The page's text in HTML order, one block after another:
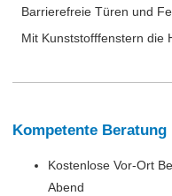
Barrierefreie Türen und
Mit Kunststofffenstern die
Kompetente Beratung
Kostenlose Vor-Ort
Abend